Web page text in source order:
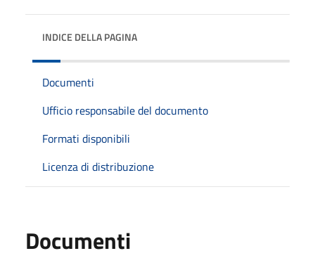
INDICE DELLA PAGINA
Documenti
Ufficio responsabile del documento
Formati disponibili
Licenza di distribuzione
Documenti